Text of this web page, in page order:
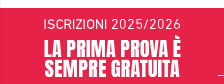
ISCRIZIONI 2025/2026
LA PRIMA PROVA È
SEMPRE GRATUITA